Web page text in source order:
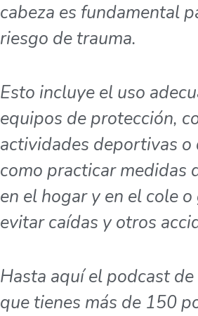
cabeza es fundamental
riesgo de trauma.
Esto incluye el uso
equipos de protección,
actividades deportivas o
como practicar medidas
en el hogar y en el cole
evitar caídas y otros
Hasta aquí el podcast
que tienes más de 150